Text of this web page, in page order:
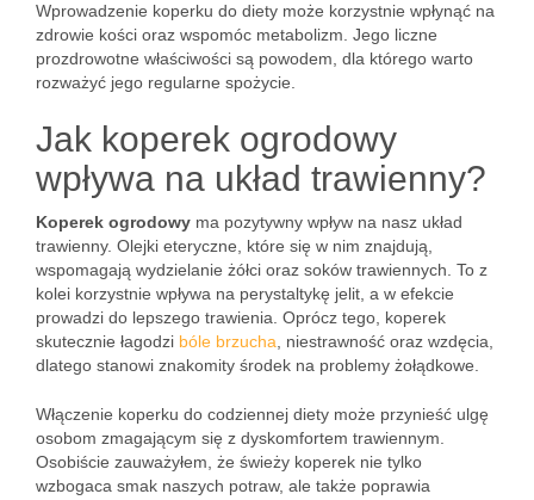
Wprowadzenie koperku do diety może korzystnie wpłynąć na
zdrowie kości oraz wspomóc metabolizm. Jego liczne
prozdrowotne właściwości są powodem, dla którego warto
rozważyć jego regularne spożycie.
Jak koperek ogrodowy
wpływa na układ trawienny?
Koperek ogrodowy ma pozytywny wpływ na nasz układ
trawienny. Olejki eteryczne, które się w nim znajdują,
wspomagają wydzielanie żółci oraz soków trawiennych. To z
kolei korzystnie wpływa na perystaltykę jelit, a w efekcie
prowadzi do lepszego trawienia. Oprócz tego, koperek
skutecznie łagodzi bóle brzucha , niestrawność oraz wzdęcia,
dlatego stanowi znakomity środek na problemy żołądkowe.
Włączenie koperku do codziennej diety może przynieść ulgę
osobom zmagającym się z dyskomfortem trawiennym.
Osobiście zauważyłem, że świeży koperek nie tylko
wzbogaca smak naszych potraw, ale także poprawia